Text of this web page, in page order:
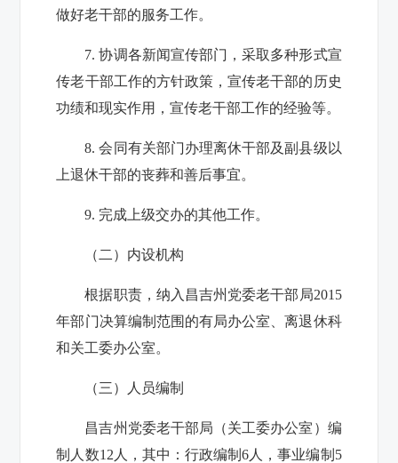
做好老干部的服务工作。
7.协调各新闻宣传部门，采取多种形式宣
传老干部工作的方针政策，宣传老干部的历史
功绩和现实作用，宣传老干部工作的经验等。
8.会同有关部门办理离休干部及副县级以
上退休干部的丧葬和善后事宜。
9. 完成上级交办的其他工作。
（二）内设机构
根据职责，纳入昌吉州党委老干部局2015
年部门决算编制范围的有局办公室、离退休科
和关工委办公室。
（三）人员编制
昌吉州党委老干部局（关工委办公室）编
制人数12 人，其中：行政编制6 人，事业编制 5